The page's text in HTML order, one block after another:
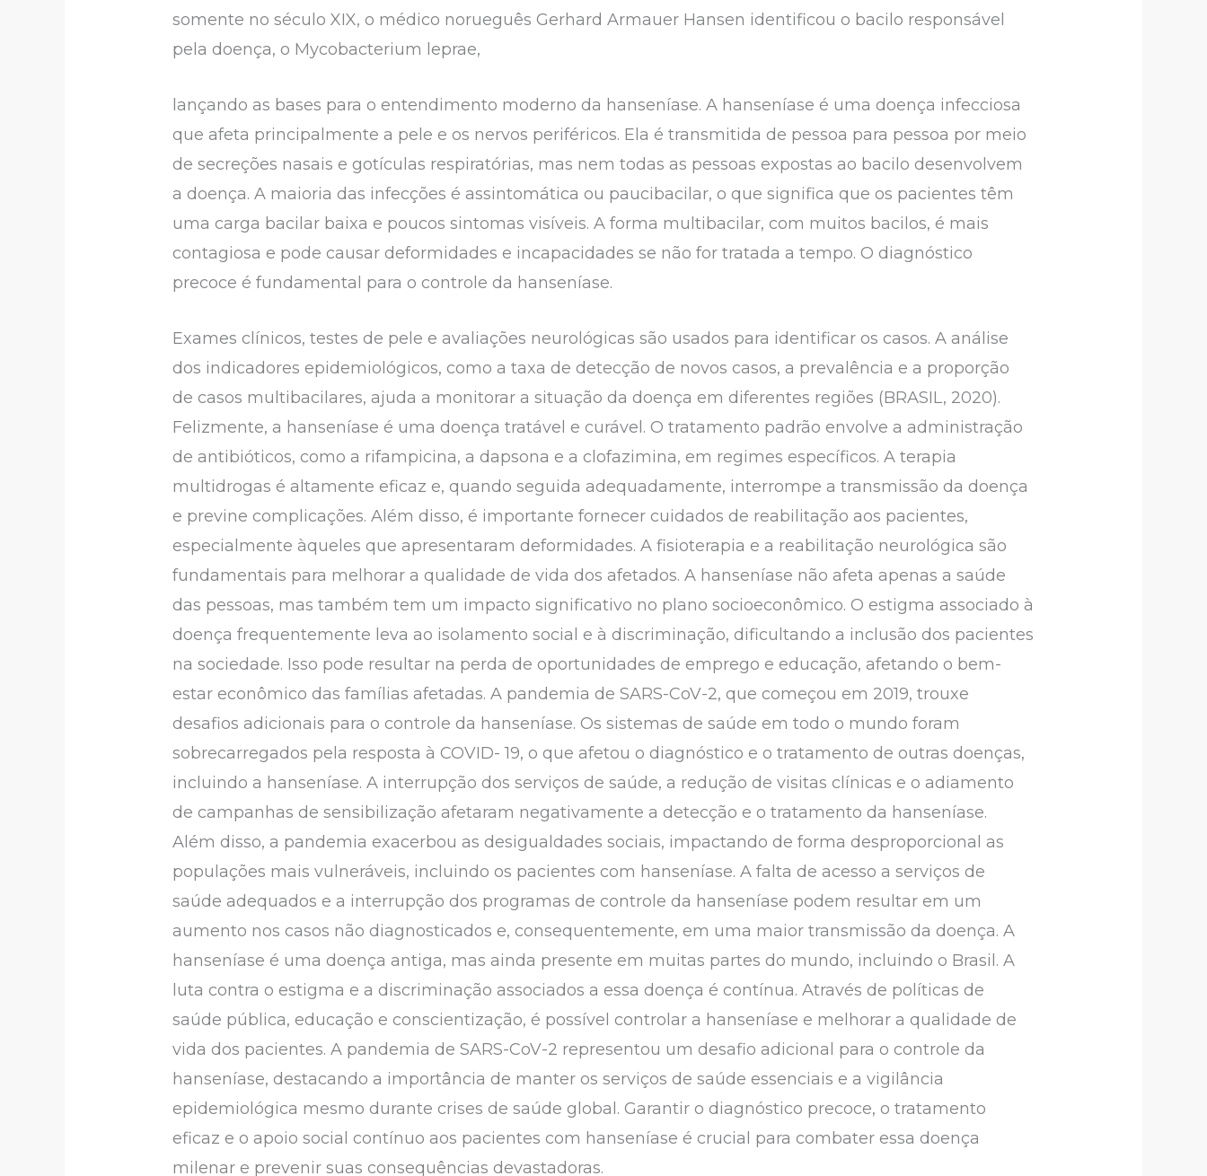
somente no século XIX, o médico norueguês Gerhard Armauer Hansen identificou o bacilo responsável
pela doença, o Mycobacterium leprae,
lançando as bases para o entendimento moderno da hanseníase. A hanseníase é uma doença infecciosa
que afeta principalmente a pele e os nervos periféricos. Ela é transmitida de pessoa para pessoa por meio
de secreções nasais e gotículas respiratórias, mas nem todas as pessoas expostas ao bacilo desenvolvem
a doença. A maioria das infecções é assintomática ou paucibacilar, o que significa que os pacientes têm
uma carga bacilar baixa e poucos sintomas visíveis. A forma multibacilar, com muitos bacilos, é mais
contagiosa e pode causar deformidades e incapacidades se não for tratada a tempo. O diagnóstico
precoce é fundamental para o controle da hanseníase.
Exames clínicos, testes de pele e avaliações neurológicas são usados para identificar os casos. A análise
dos indicadores epidemiológicos, como a taxa de detecção de novos casos, a prevalência e a proporção
de casos multibacilares, ajuda a monitorar a situação da doença em diferentes regiões (BRASIL, 2020).
Felizmente, a hanseníase é uma doença tratável e curável. O tratamento padrão envolve a administração
de antibióticos, como a rifampicina, a dapsona e a clofazimina, em regimes específicos. A terapia
multidrogas é altamente eficaz e, quando seguida adequadamente, interrompe a transmissão da doença
e previne complicações. Além disso, é importante fornecer cuidados de reabilitação aos pacientes,
especialmente àqueles que apresentaram deformidades. A fisioterapia e a reabilitação neurológica são
fundamentais para melhorar a qualidade de vida dos afetados. A hanseníase não afeta apenas a saúde
das pessoas, mas também tem um impacto significativo no plano socioeconômico. O estigma associado à
doença frequentemente leva ao isolamento social e à discriminação, dificultando a inclusão dos pacientes
na sociedade. Isso pode resultar na perda de oportunidades de emprego e educação, afetando o bem-
estar econômico das famílias afetadas. A pandemia de SARS-CoV-2, que começou em 2019, trouxe
desafios adicionais para o controle da hanseníase. Os sistemas de saúde em todo o mundo foram
sobrecarregados pela resposta à COVID- 19, o que afetou o diagnóstico e o tratamento de outras doenças,
incluindo a hanseníase. A interrupção dos serviços de saúde, a redução de visitas clínicas e o adiamento
de campanhas de sensibilização afetaram negativamente a detecção e o tratamento da hanseníase.
Além disso, a pandemia exacerbou as desigualdades sociais, impactando de forma desproporcional as
populações mais vulneráveis, incluindo os pacientes com hanseníase. A falta de acesso a serviços de
saúde adequados e a interrupção dos programas de controle da hanseníase podem resultar em um
aumento nos casos não diagnosticados e, consequentemente, em uma maior transmissão da doença. A
hanseníase é uma doença antiga, mas ainda presente em muitas partes do mundo, incluindo o Brasil. A
luta contra o estigma e a discriminação associados a essa doença é contínua. Através de políticas de
saúde pública, educação e conscientização, é possível controlar a hanseníase e melhorar a qualidade de
vida dos pacientes. A pandemia de SARS-CoV-2 representou um desafio adicional para o controle da
hanseníase, destacando a importância de manter os serviços de saúde essenciais e a vigilância
epidemiológica mesmo durante crises de saúde global. Garantir o diagnóstico precoce, o tratamento
eficaz e o apoio social contínuo aos pacientes com hanseníase é crucial para combater essa doença
milenar e prevenir suas consequências devastadoras.